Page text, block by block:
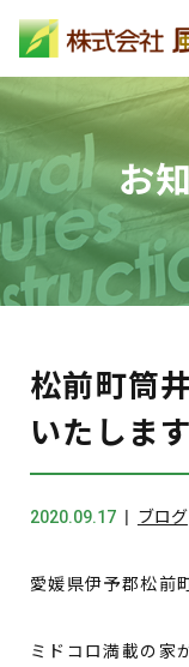
お
松前町筒
いたしま
2020.09.17 ブログ
愛媛県伊予郡松前
ミドコロ満載の家